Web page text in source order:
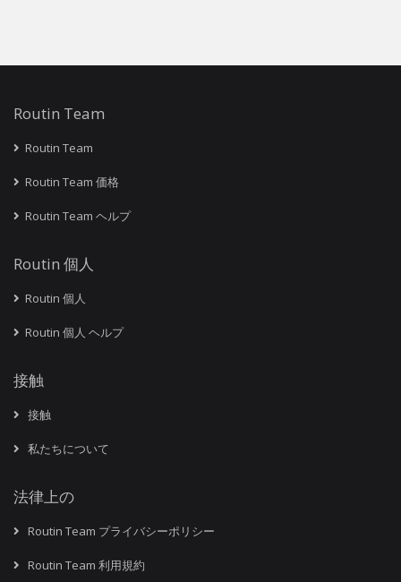
Routin Team
Routin Team
Routin Team 価格
Routin Team ヘルプ
Routin 個人
Routin 個人
Routin 個人 ヘルプ
接触
接触
私たちについて
法律上の
Routin Team プライバシーポリシー
Routin Team 利用規約